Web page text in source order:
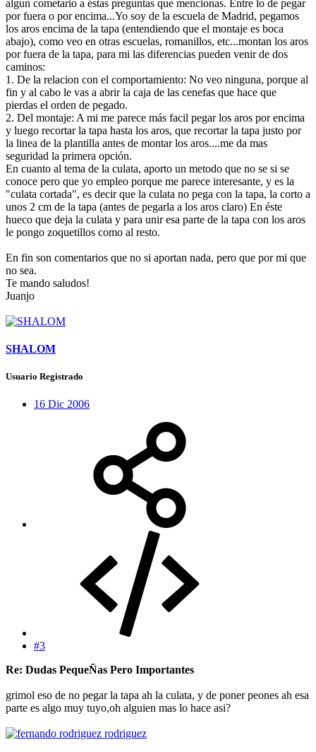
algun cometario a éstas preguntas que mencionas. Entre lo de pegar
por fuera o por encima...Yo soy de la escuela de Madrid, pegamos
los aros encima de la tapa (entendiendo que el montaje es boca
abajo), como veo en otras escuelas, romanillos, etc...montan los aros
por fuera de la tapa, para mi las diferencias pueden venir de dos
caminos:
1. De la relacion con el comportamiento: No veo ninguna, porque al
fin y al cabo le vas a abrir la caja de las cenefas que hace que
pierdas el orden de pegado.
2. Del montaje: A mi me parece más facil pegar los aros por encima
y luego recortar la tapa hasta los aros, que recortar la tapa justo por
la linea de la plantilla antes de montar los aros....me da mas
seguridad la primera opción.
En cuanto al tema de la culata, aporto un metodo que no se si se
conoce pero que yo empleo porque me parece interesante, y es la
"culata cortada", es decir que la culata no pega con la tapa, la corto a
unos 2 cm de la tapa (antes de pegarla a los aros claro) En éste
hueco que deja la culata y para unir esa parte de la tapa con los aros
le pongo zoquetillos como al resto.
En fin son comentarios que no si aportan nada, pero que por mi que
no sea.
Te mando saludos!
Juanjo
SHALOM
Usuario Registrado
16 Dic 2006
#3
Re: Dudas PequeÑas Pero Importantes
grimol eso de no pegar la tapa ah la culata, y de poner peones ah esa
parte es algo muy tuyo,oh alguien mas lo hace asi?